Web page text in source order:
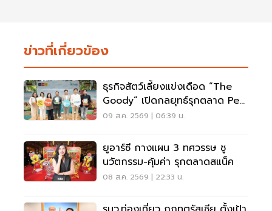
ข่าวที่เกี่ยวข้อง
ธุรกิจสัตว์เลี้ยงแข่งเดือด “The
Goody” เปิดกลยุทธ์รุกตลาด Pet
Humanization
09 ส.ค. 2569 | 06:39 น.
ยูอาร์ซี กางแผน 3 ทศวรรษ ชู
นวัตกรรม-คุ้มค่า รุกตลาดสแน็ค
08 ส.ค. 2569 | 22:33 น.